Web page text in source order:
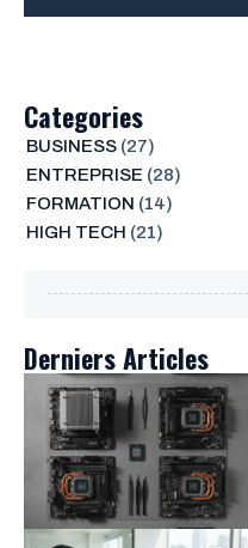
Categories
BUSINESS(27)
ENTREPRISE (28)
FORMATION (14)
HIGH TECH (21)
Derniers Articles